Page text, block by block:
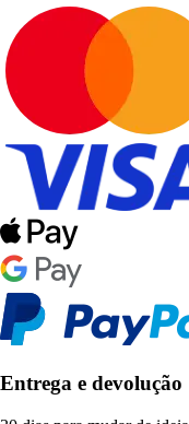
Entrega e devolução